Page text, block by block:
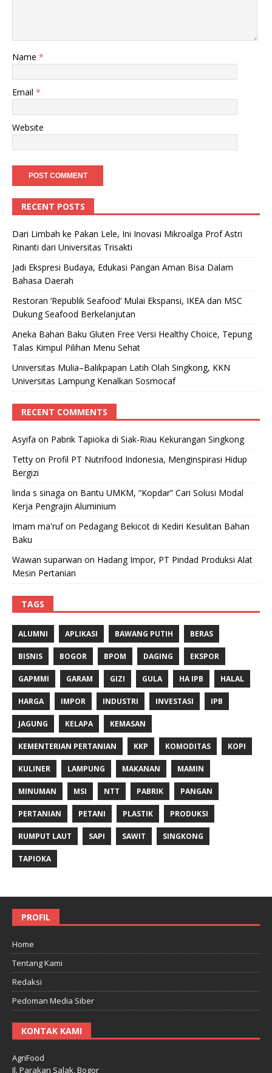
Name *
Email *
Website
RECENT POSTS
Dari Limbah ke Pakan Lele, Ini Inovasi Mikroalga Prof Astri
Rinanti dari Universitas Trisakti
Jadi Ekspresi Budaya, Edukasi Pangan Aman Bisa Dalam
Bahasa Daerah
Restoran ‘Republik Seafood’ Mulai Ekspansi, IKEA dan MSC
Dukung Seafood Berkelanjutan
Aneka Bahan Baku Gluten Free Versi Healthy Choice, Tepung
Talas Kimpul Pilihan Menu Sehat
Universitas Mulia–Balikpapan Latih Olah Singkong, KKN
Universitas Lampung Kenalkan Sosmocaf
RECENT COMMENTS
Asyifa on Pabrik Tapioka di Siak-Riau Kekurangan Singkong
Tetty on Profil PT Nutrifood Indonesia, Menginspirasi Hidup
Bergizi
linda s sinaga on Bantu UMKM, “Kopdar” Cari Solusi Modal
Kerja Pengrajin Aluminium
Imam ma'rufon Pedagang Bekicot di Kediri Kesulitan Bahan
Baku
Wawan suparwan on Hadang Impor, PT Pindad Produksi Alat
Mesin Pertanian
TAGS
ALUMNI APLIKASI BAWANG PUTIH BERAS
BISNIS BOGOR BPOM DAGING EKSPOR
GAPMMI GARAM GIZI GULA HA IPB HALAL
HARGA IMPOR INDUSTRI INVESTASI IPB
JAGUNG KELAPA KEMASAN
KEMENTERIAN PERTANIAN KKP KOMODITAS KOPI
KULINER LAMPUNG MAKANAN MAMIN
MINUMAN MSI NTT PABRIK PANGAN
PERTANIAN PETANI PLASTIK PRODUKSI
RUMPUT LAUT SAPI SAWIT SINGKONG
TAPIOKA
PROFIL
Home
Tentang Kami
Redaksi
Pedoman Media Siber
KONTAK KAMI
AgriFood
Jl. Parakan Salak, Bogor